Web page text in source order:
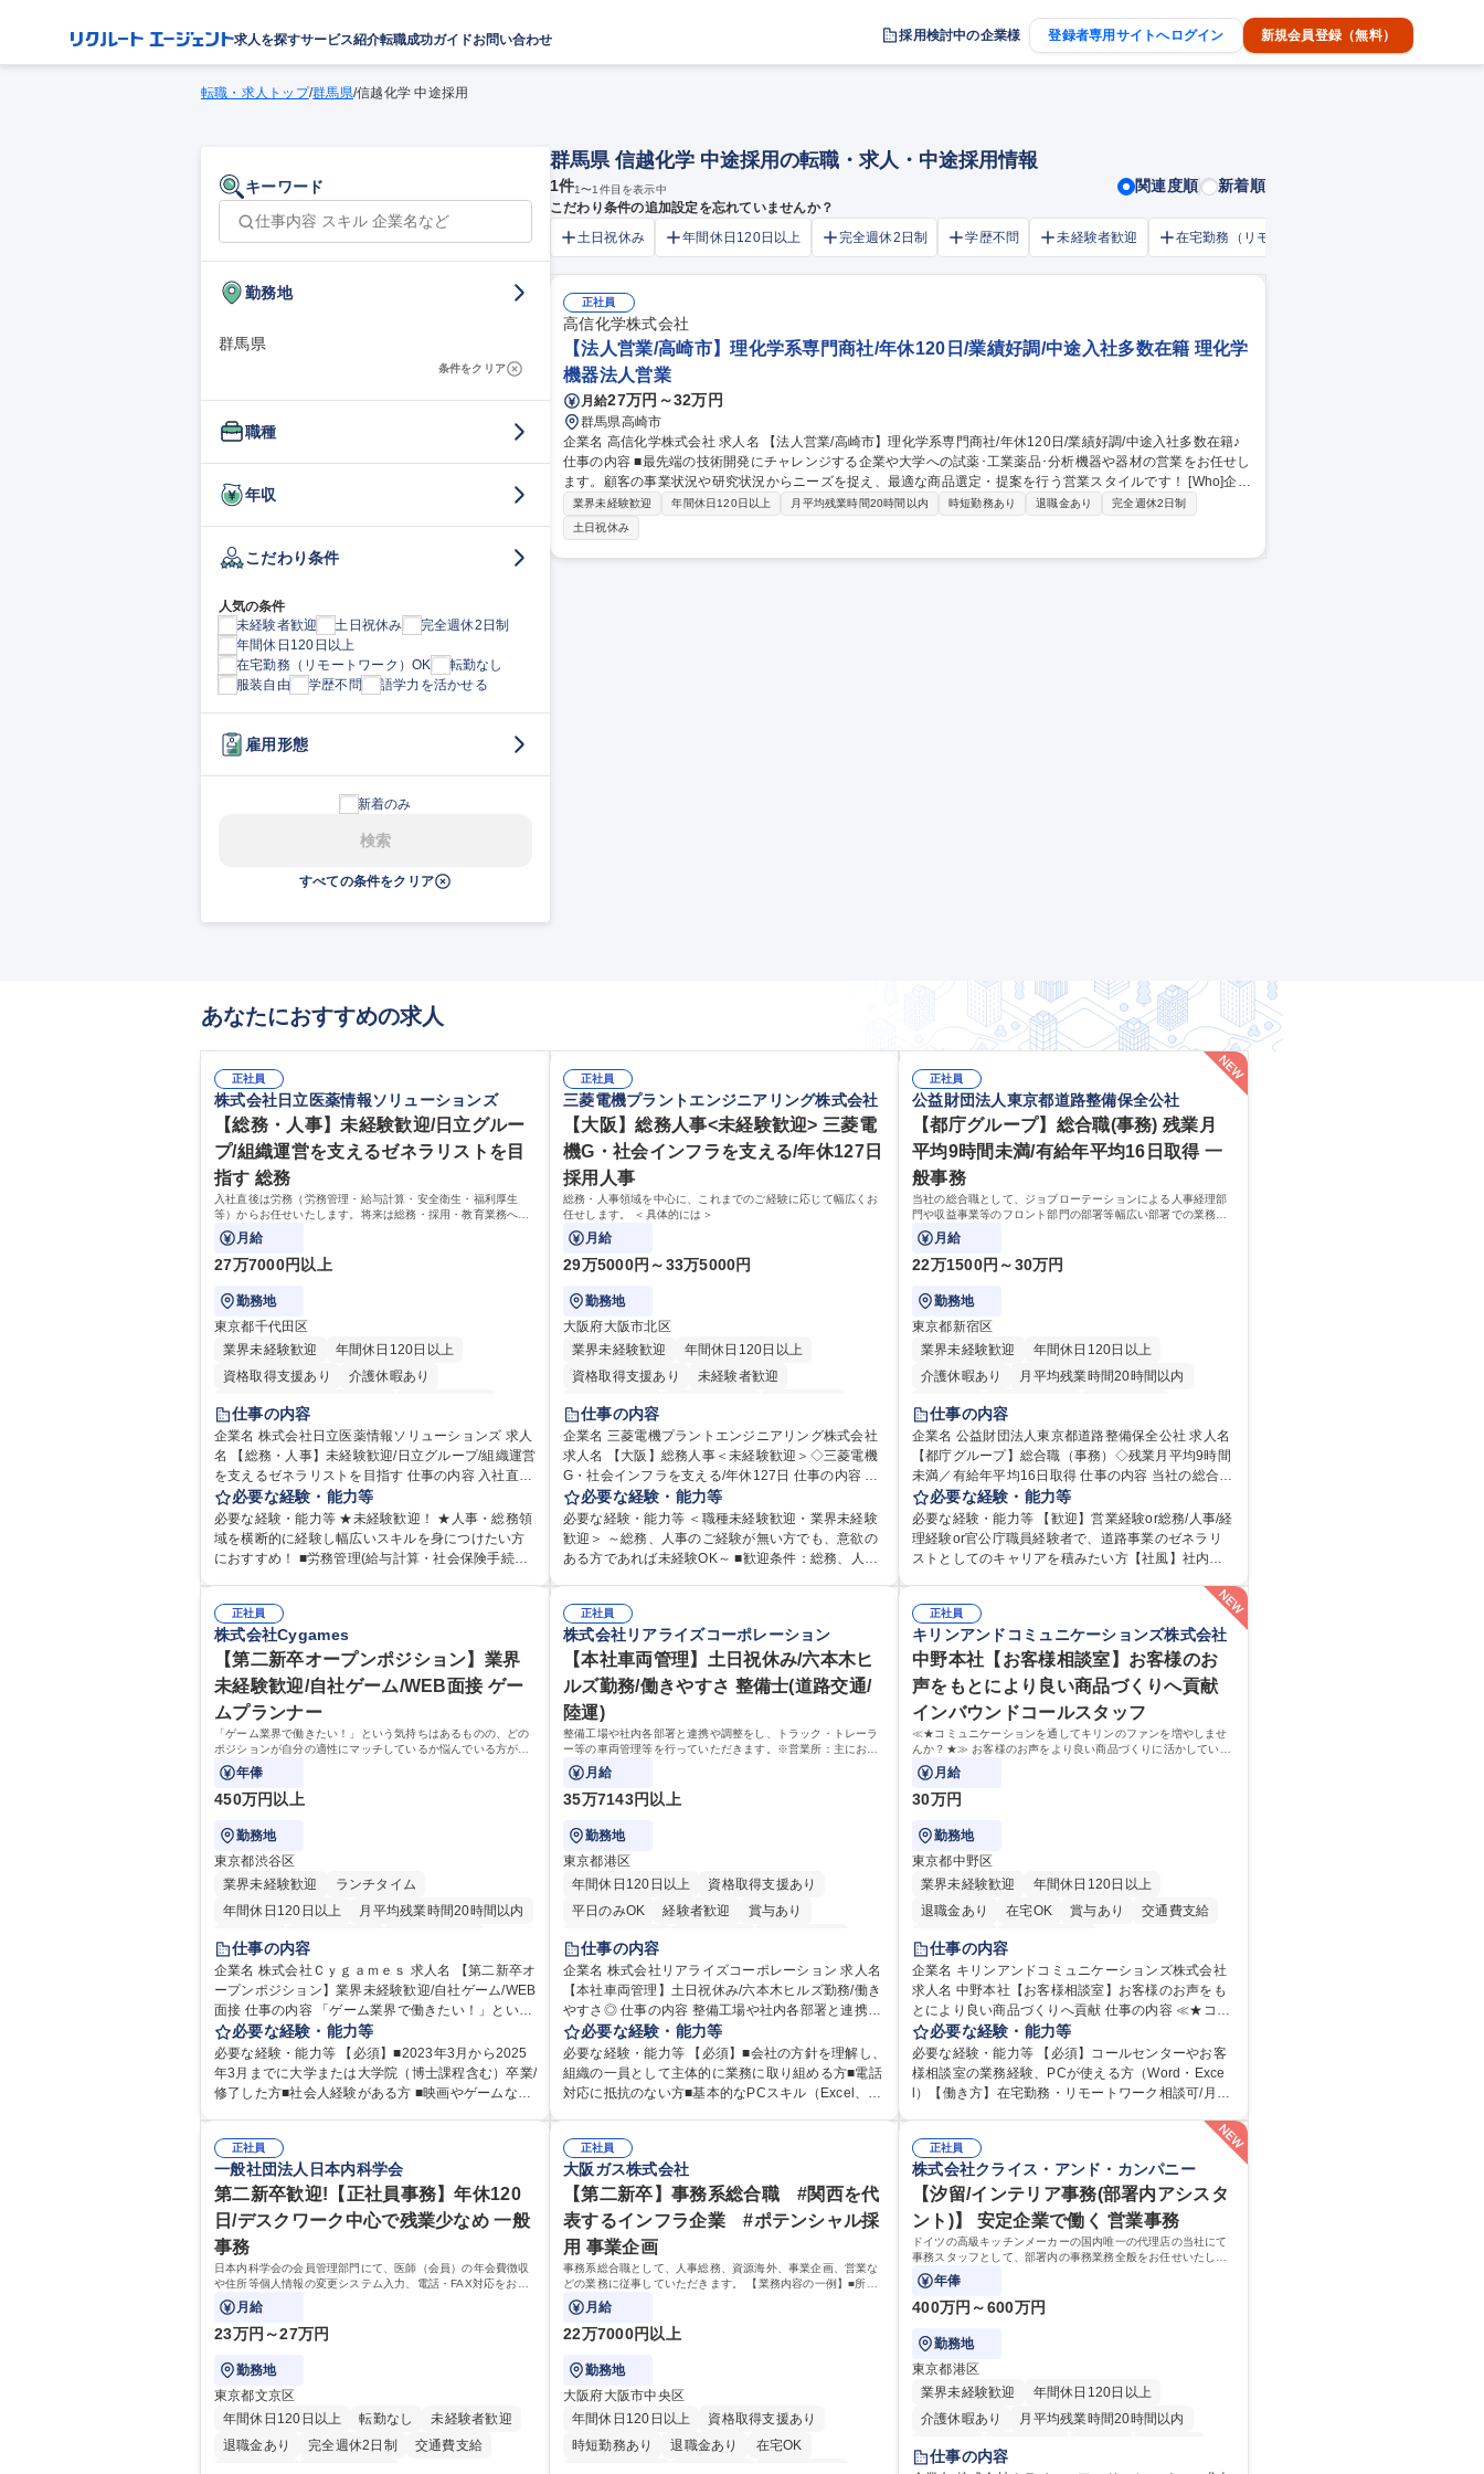
求人を探すサービス紹介転職成功ガイドお問い合わせ 採用検討中の企業様 登録者専用サイトへログイン 新規会員登録（無料）
転職・求人トップ/群馬県/信越化学 中途採用
キーワード
勤務地
群馬県
条件をクリア
職種
年収
こだわり条件
人気の条件
未経験者歓迎
土日祝休み
完全週休2日制
年間休日120日以上
在宅勤務（リモートワーク）OK
転勤なし
服装自由
学歴不問 語学力を活かせる
雇用形態
新着のみ
検索
すべての条件をクリア
群馬県 信越化学 中途採用の転職・求人・中途採用情報
1件1〜1 件目を表示中 関連度順 新着順
こだわり条件の追加設定を忘れていませんか？
土日祝休み
年間休日120日以上 完全週休2日制 学歴不問 未経験者歓迎 在宅勤務（リモートワーク）OK
正社員
高信化学株式会社
【法人営業/高崎市】理化学系専門商社/年休120日/業績好調/中途入社多数在籍 理化学
機器法人営業
月給27万円～32万円
群馬県高崎市
企業名 高信化学株式会社 求人名 【法人営業/高崎市】理化学系専門商社/年休120日/業績好調/中途入社多数在籍♪
仕事の内容 ■最先端の技術開発にチャレンジする企業や大学への試薬･工業薬品･分析機器や器材の営業をお任せし
ます。顧客の事業状況や研究状況からニーズを捉え、最適な商品選定・提案を行う営業スタイルです！ [Who]企業
の工場や研究機関(製薬/食品/化学/半導体/バイオ等)、大学等 [What]製品の生産や開発時に使用する試薬/工業薬品/
分析機器/装置等 [How]既存顧客を中心にエリア担当制となります。メイン商材は20万点を超えますが、最終提案
時にはメーカーの担当と同行するため入社段階での専門知識は不要。重要となるのは「顧客ニーズ(実現したいこ
と)」を丁寧に深堀・言語化をするスキルとなります。 募集職種 【法人営業/高崎市】理化学系専門商社/年休120
業界未経験歓迎 年間休日120日以上 月平均残業時間20時間以内 時短勤務あり 退職金あり
完全週休2日制
土日祝休み
あなたにおすすめの求人
正社員
株式会社日立医薬情報ソリューションズ
【総務・人事】未経験歓迎/日立グルー
プ/組織運営を支えるゼネラリストを目
指す 総務
入社直後は労務（労務管理・給与計算・安全衛生・福利厚生
等）からお任せいたします。将来は総務・採用・教育業務へ守
備範囲を広げ、組織運営を支えるゼネラリストをめざせます。
月給
27万7000円以上
勤務地
東京都千代田区
業界未経験歓迎
年間休日120日以上
資格取得支援あり
介護休暇あり
月平均残業時間20時間以内
住宅手当あり
時短勤務あり
退職金あり
在宅OK
賞与あり 育休あり
完全週休2日制
交通費支給
土日祝休み 寮・社宅あり
仕事の内容
企業名 株式会社日立医薬情報ソリューションズ 求人
名 【総務・人事】未経験歓迎/日立グループ/組織運営
を支えるゼネラリストを目指す 仕事の内容 入社直後
は労務（労務管理・給与計算・安全衛生・福利厚生
等）からお任せいたします。将来は総務・採用・教
育業務へ守備範囲を広げ、組織運営を支えるゼネラ
リストをめざせます。 ・初期業務：労働時間管理、
て、休職者管理など、幅広く経験を積んでいただき
ます。 ・将来的な広がり：総務・採用・教育・税務
対応・経営企画等。 ★メンバーがマンツーマンで丁
寧に教えるため、ご経験が浅くても安心！幅広く経
験を積みたい意欲がある方に最適な環境です。 募集
職種 【総務・人事】未経験歓迎/日立グループ/組織運
営を支えるゼネラリストを目指す
必要な経験・能力等
必要な経験・能力等 ★未経験歓迎！ ★人事・総務領
域を横断的に経験し幅広いスキルを身につけたい方
におすすめ！ ■労務管理(給与計算・社会保険手続
ームで仕事を推進できる方■将来はマネジメント職と
して活躍したい 【尚可】■人事、労務、採用、教育業
務のご経験 ■労務管理（給与計算・社会保険手続き・
勤怠管理など）の経験 ■衛生管理者の資格をお持ちの
方 学歴・資格 学歴：大学院 大学 高専 短大 専修学校
高校 語学力： 資格：
正社員
三菱電機プラントエンジニアリング株式会社
【大阪】総務人事<未経験歓迎> 三菱電
機G・社会インフラを支える/年休127日
採用人事
総務・人事領域を中心に、これまでのご経験に応じて幅広くお
任せします。 ＜具体的には＞
月給
29万5000円～33万5000円
勤務地
大阪府大阪市北区
業界未経験歓迎
年間休日120日以上
資格取得支援あり
未経験者歓迎
住宅手当あり
退職金あり
在宅OK
賞与あり
完全週休2日制
交通費支給
駅近5分以内
土日祝休み
服装自由
寮・社宅あり
食事補助あり
仕事の内容
企業名 三菱電機プラントエンジニアリング株式会社
求人名 【大阪】総務人事＜未経験歓迎＞◇三菱電機
G・社会インフラを支える/年休127日 仕事の内容 総
務・人事領域を中心に、これまでのご経験に応じて
幅広くお任せします。 ＜具体的には＞ ・総務/人事労
務（給与・社保・勤怠管理など） ・採用・教育研修
・福利厚生運用 など ※基本的には事務所勤務です
当業務を持ちつつ、お互いに助け合いながら、総務
部という組織として協力しながら進める体制です。
募集職種 【大阪】総務人事＜未経験歓迎＞◇三菱電
機G・社会インフラを支える/年休127日
必要な経験・能力等
必要な経験・能力等 ＜職種未経験歓迎・業界未経験
歓迎＞ ～総務、人事のご経験が無い方でも、意欲の
ある方であれば未経験OK～ ■歓迎条件：総務、人事
い、業務を円滑に遂行できる協調性やコミュニケー
ション能力を持っている方 ・人事総務領域に興味が
ありゼネラリスト志向をお持ちの方 学歴・資格 学
歴：大学院 大学 語学力： 資格：
正社員
公益財団法人東京都道路整備保全公社
【都庁グループ】総合職(事務) 残業月
平均9時間未満/有給年平均16日取得 一
般事務
当社の総合職として、ジョブローテーションによる人事経理部
門や収益事業等のフロント部門の部署等幅広い部署での業務を
お任せいたします。研修制度やキャリア支援が充実しておりま
す！ ※下記業務詳細
月給
22万1500円～30万円
勤務地
東京都新宿区
業界未経験歓迎
年間休日120日以上
介護休暇あり
月平均残業時間20時間以内
転勤なし
住宅手当あり
研修あり
退職金あり
賞与あり
完全週休2日制
交通費支給
駅近5分以内
資格取得手当あり
食事補助あり
仕事の内容
企業名 公益財団法人東京都道路整備保全公社 求人名
【都庁グループ】総合職（事務）◇残業月平均9時間
未満／有給年平均16日取得 仕事の内容 当社の総合職
として、ジョブローテーションによる人事経理部門
や収益事業等のフロント部門の部署等幅広い部署で
の業務をお任せいたします。研修制度やキャリア支
援が充実しております！ ※下記業務詳細 【業務詳
に係る管理業務 ■収益部門：駐車場の新規開拓、管理
運営、新宿駅西口広場の「イベントコーナー」など
の管理運営 ■道路部門：整備の急がれる骨格幹線道路
や木造住宅密集地域の特定整備路線の用地取得、道
路に関する普及啓発事業、都内の道路施設や道路工
事現場の見学ツアー事業 ※入社後は上記いずれかの
部門へ配属。※業務内容変更の範囲：会社の定める
業務 募集職種 【都庁グループ】総合職（事務）◇残
業月平均9時間未満／有給年平均16日取得
必要な経験・能力等
必要な経験・能力等 【歓迎】営業経験or総務/人事/経
理経験or官公庁職員経験者で、道路事業のゼネラリ
ストとしてのキャリアを積みたい方【社風】社内関
携われる：総合職（事務）では、駐車場の管理運営
や道路用地の取得、公益財団法人の中枢を担う管理
部門など多岐に渡る業務を経験できます。 ■様々なプ
ロジェクト：駐車場事業の他、新宿駅西口広場内に
設置された照明を兼ねた広告「ブライトサイン」の
管理運営を行うなど、事業収益を生み出す活動を積
極的に行っています。 学歴・資格 学歴：大学院 大学
高専 短大 専修学校 高校 語学力： 資格：
正社員
株式会社Cygames
【第二新卒オープンポジション】業界
未経験歓迎/自社ゲーム/WEB面接 ゲー
ムプランナー
「ゲーム業界で働きたい！」という気持ちはあるものの、どの
ポジションが自分の適性にマッチしているか悩んでいる方が対
象となります！
年俸
450万円以上
勤務地
東京都渋谷区
業界未経験歓迎
ランチタイム
年間休日120日以上
月平均残業時間20時間以内
転勤なし
未経験者歓迎
経験者歓迎
完全週休2日制
インセンティブあり
交通費支給
土日祝休み
服装自由
昼食補助あり
第二新卒歓迎
食事補助あり
仕事の内容
企業名 株式会社Ｃｙｇａｍｅｓ 求人名 【第二新卒オ
ープンポジション】業界未経験歓迎/自社ゲーム/WEB
面接 仕事の内容 「ゲーム業界で働きたい！」という
気持ちはあるものの、どのポジションが自分の適性
にマッチしているか悩んでいる方が対象となりま
す！ 総合職（プランナー/データアナリストなど）、
技術職（開発エンジニ ア/インフラエンジニアな
ションをご案内いたします。ゲームやエンタメコン
テンツが大好きで、「ゲーム業界の未来を自らの手
で作りたい」「最高のコンテンツを作るためには、
何でもやる」という情熱に溢れた方のご応募をお待
ちしております。 募集職種 【第二新卒オープンポジ
ション】業界未経験歓迎/自社ゲーム/WEB面接
必要な経験・能力等
必要な経験・能力等 【必須】■2023年3月から2025
年3月までに大学または大学院（博士課程含む）卒業/
修了した方■社会人経験がある方 ■映画やゲームなど
ージャー ・ソーシャルゲーム → ゲームプランナー
・通信 → ゲームエンジニア ・独立行政法人 → デー
タサイエンティスト 学歴・資格 学歴：大学院 大学
語学力： 資格：
正社員
株式会社リアライズコーポレーション
【本社車両管理】土日祝休み/六本木ヒ
ルズ勤務/働きやすさ 整備士(道路交通/
陸運)
整備工場や社内各部署と連携や調整をし、トラック・トレーラ
ー等の車両管理等を行っていただきます。※営業所：主にお客
様から返却された車両を速やかにメンテナンスし、次のお客様
にお貸し出しするための拠点
月給
35万7143円以上
勤務地
東京都港区
年間休日120日以上
資格取得支援あり
平日のみOK
経験者歓迎
賞与あり
完全週休2日制
土日祝休み
仕事の内容
企業名 株式会社リアライズコーポレーション 求人名
【本社車両管理】土日祝休み/六本木ヒルズ勤務/働き
やすさ◎ 仕事の内容 整備工場や社内各部署と連携や
調整をし、トラック・トレーラー等の車両管理等を
行っていただきます。※営業所：主にお客様から返
却された車両を速やかにメンテナンスし、次のお客
様にお貸し出しするための拠点 【具体的には】■整備
の整備に関する調査・進捗管理等※弊社事業理念で
ある「日本の物流を守り抜く」ために重要な役割を
担い、社会インフラを支える責任とやりがいを実感
できます。 ※勤務地は東京本社（六本木ヒルズ）に
なります。 ※毎週土日しっかり休める週休2日制で
す。 募集職種 【本社車両管理】土日祝休み/六本木ヒ
ルズ勤務/働きやすさ◎
必要な経験・能力等
必要な経験・能力等 【必須】■会社の方針を理解し、
組織の一員として主体的に業務に取り組める方■電話
対応に抵抗のない方■基本的なPCスキル（Excel、W
【身につくスキル】■高度な調整・交渉力：社内外と
の調整により高度な調整・交渉力が養われます。■コ
ストマネジメント能力：整備工場からの修理費の見
積もりを精査し、無駄なコストを見極めるため、経
営的視点での数字感覚が身につきます。■期日・進捗
管理能力：リース開始日や車検のタイミング等を管
理し調整する力が身に付きます。 学歴・資格 学歴：
大学院 大学 語学力： 資格：
正社員
キリンアンドコミュニケーションズ株式会社
中野本社【お客様相談室】お客様のお
声をもとにより良い商品づくりへ貢献
インバウンドコールスタッフ
≪★コミュニケーションを通してキリンのファンを増やしませ
んか？★≫ お客様のお声をより良い商品づくりに活かしていく
上で、窓口となるお客様相談室でのお仕事です。
月給
30万円
勤務地
東京都中野区
業界未経験歓迎
年間休日120日以上
退職金あり
在宅OK 賞与あり
交通費支給
土日祝休み
仕事の内容
企業名 キリンアンドコミュニケーションズ株式会社
求人名 中野本社【お客様相談室】お客様のお声をも
とにより良い商品づくりへ貢献 仕事の内容 ≪★コミ
ュニケーションを通してキリンのファンを増やしま
せんか？★≫ お客様のお声をより良い商品づくりに
活かしていく上で、窓口となるお客様相談室でのお
仕事です。 日々お客様からいただくキリングループ
からの声に迅速かつ誠意をもって対応、情報提供す
るとともにグループ内活動に反映しています。 【具
体的には】電話応対、メール、お手紙対応、ご指摘
品調査報告書作成、有人チャットボット対応など。
【1日の対応件数】■電話：月間一人当たり平均100
件前後■メール・手紙：同上40件前後 募集職種 中野
本社【お客様相談室】お客様のお声をもとにより良
必要な経験・能力等
必要な経験・能力等 【必須】コールセンターやお客
様相談室の業務経験、PCが使える方（Word・Exce
l）【働き方】在宅勤務・リモートワーク相談可/月平
月は電話対応のOJTを中心に実施し、電話対応に慣れ
た段階でメール・手紙のOJTを実施する予定です。独
り立ち以降もしっかりフォローする体制を整えてい
ますのでご安心ください。 【当社について】キリン
グループの広報機能を担う会社として、お客様との
出会いを大切にし、磨き上げたホスピタリティを込
めてコミュニケーションをとりながら広報関連業務
を行っております。 学歴・資格 学歴：大学院 大学
高専 短大 専修学校 高校 語学力： 資格：
正社員
一般社団法人日本内科学会
第二新卒歓迎!【正社員事務】年休120
日/デスクワーク中心で残業少なめ 一般
事務
日本内科学会の会員管理部門にて、医師（会員）の年会費徴収
や住所等個人情報の変更システム入力、電話・FAX対応をお任
せします。将来的には、各種委員会の運営事務局業務などにも
幅広く携わっていただきます。
月給
23万円～27万円
勤務地
東京都文京区
年間休日120日以上
転勤なし
未経験者歓迎
退職金あり
完全週休2日制
交通費支給
正社員
大阪ガス株式会社
【第二新卒】事務系総合職 #関西を代
表するインフラ企業 #ポテンシャル採
用 事業企画
事務系総合職として、人事総務、資源海外、事業企画、営業な
どの業務に従事していただきます。 【業務内容の一例】■所属
事業部の勤労業務 ■海外に関係する各種業務 ■営業部門の企画
スタッフ、ルート営業
月給
22万7000円以上
勤務地
大阪府大阪市中央区
年間休日120日以上
資格取得支援あり
時短勤務あり
退職金あり
在宅OK
正社員
株式会社クライス・アンド・カンパニー
【汐留/インテリア事務(部署内アシスタ
ント)】 安定企業で働く 営業事務
ドイツの高級キッチンメーカーの国内唯一の代理店の当社にて
事務スタッフとして、部署内の事務業務全般をお任せいたしま
す。 裁量を持って働いていただけるため、スキルアップも可能
です。年俸
400万円～600万円
勤務地
東京都港区
業界未経験歓迎
年間休日120日以上
介護休暇あり
月平均残業時間20時間以内
転勤なし
退職金あり
仕事の内容